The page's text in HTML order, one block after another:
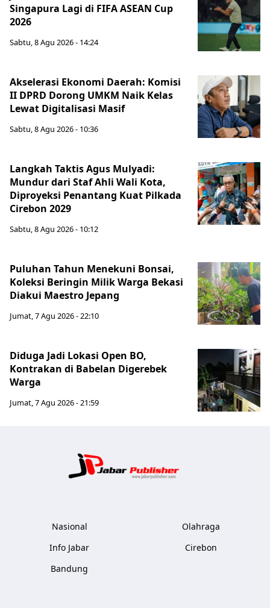
Singapura Lagi di FIFA ASEAN Cup
2026
Sabtu, 8 Agu 2026 - 14:24
Akselerasi Ekonomi Daerah: Komisi
II DPRD Dorong UMKM Naik Kelas
Lewat Digitalisasi Masif
Sabtu, 8 Agu 2026 - 10:36
Langkah Taktis Agus Mulyadi:
Mundur dari Staf Ahli Wali Kota,
Diproyeksi Penantang Kuat Pilkada
Cirebon 2029
Sabtu, 8 Agu 2026 - 10:12
Puluhan Tahun Menekuni Bonsai,
Koleksi Beringin Milik Warga Bekasi
Diakui Maestro Jepang
Jumat, 7 Agu 2026 - 22:10
Diduga Jadi Lokasi Open BO,
Kontrakan di Babelan Digerebek
Warga
Jumat, 7 Agu 2026 - 21:59
Nasional
Info Jabar
Bandung
Olahraga
Cirebon